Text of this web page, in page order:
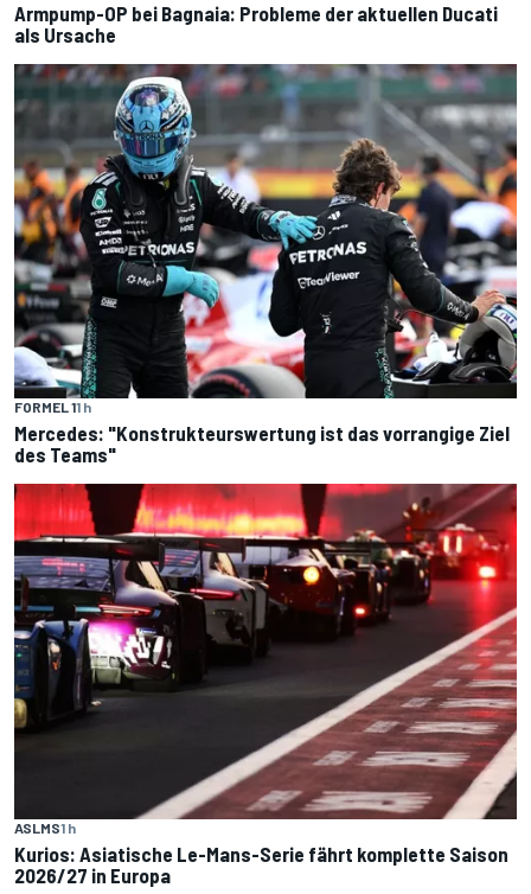
Armpump-OP bei Bagnaia: Probleme der aktuellen Ducati
als Ursache
FORMEL 11 h
Mercedes: "Konstrukteurswertung ist das vorrangige Ziel
des Teams"
ASLMS1 h
Kurios: Asiatische Le-Mans-Serie fährt komplette Saison
2026/27 in Europa